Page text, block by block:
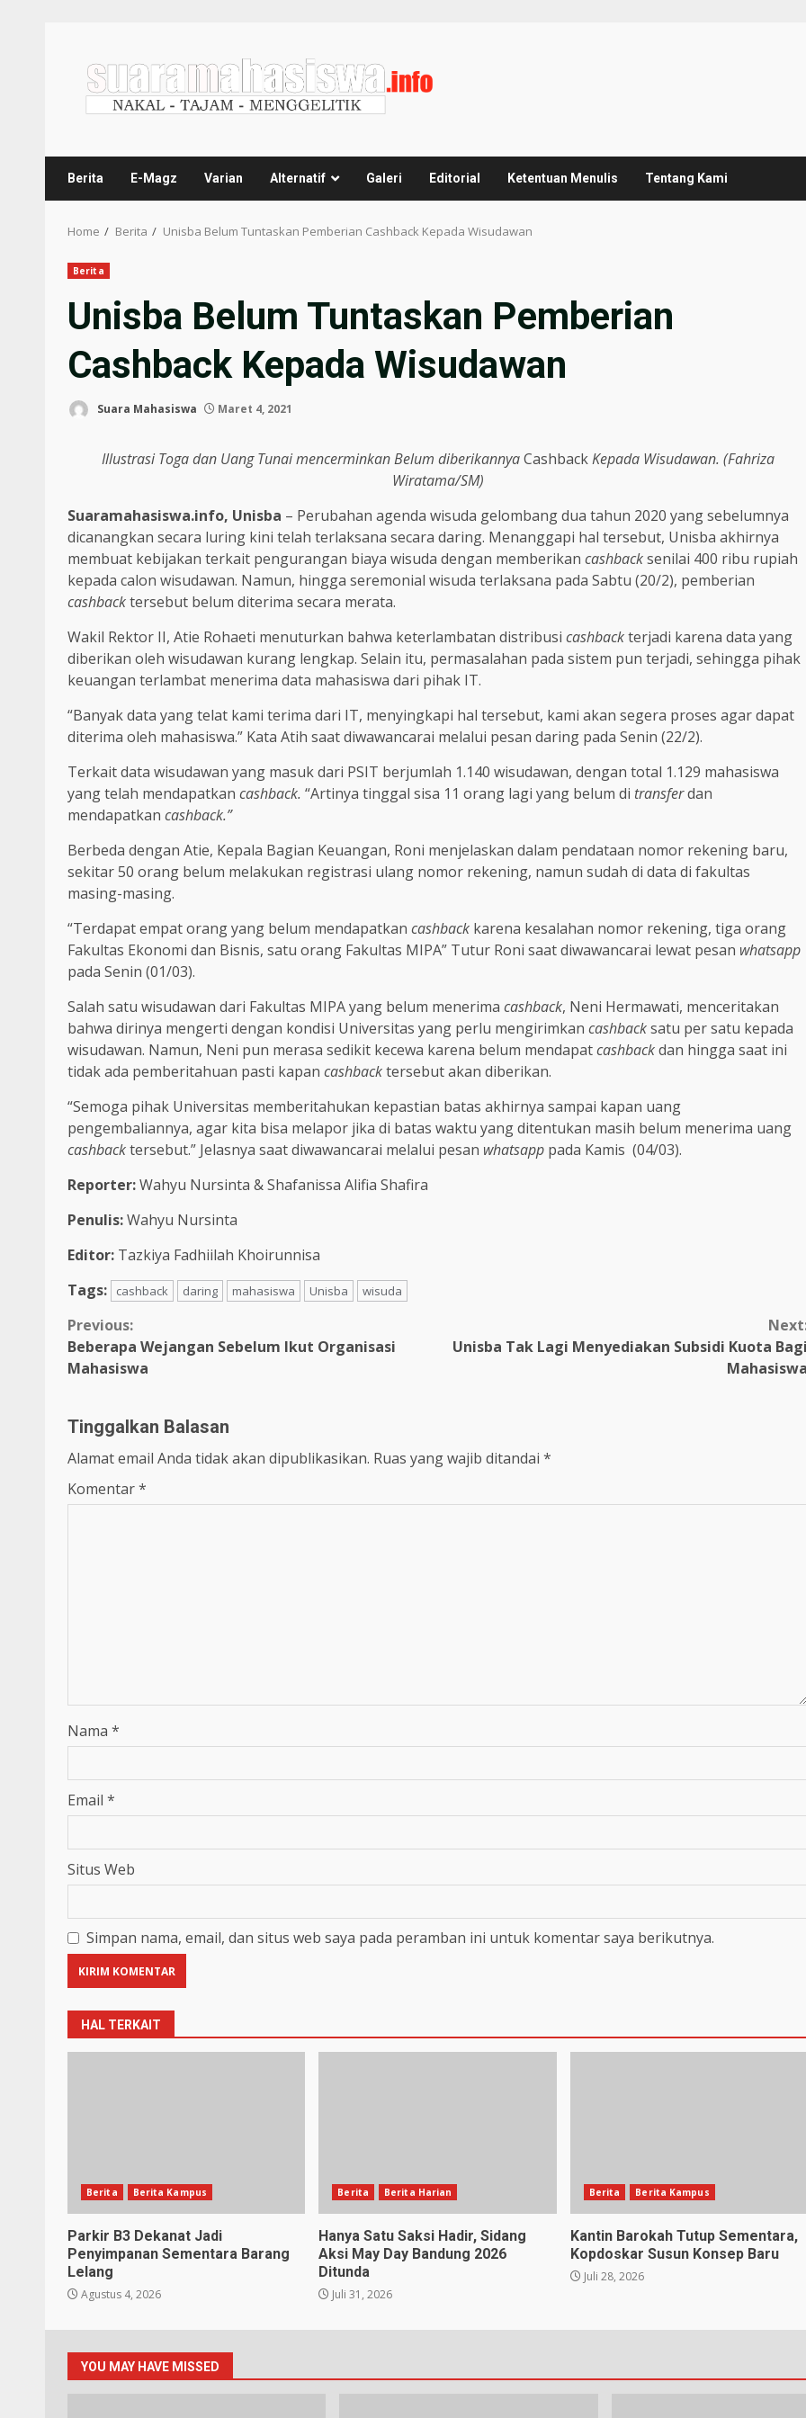
Berita E-Magz Varian Alternatif Galeri Editorial Ketentuan Menulis Tentang Kami
Home Berita Unisba Belum Tuntaskan Pemberian Cashback Kepada Wisudawan
Berita
Unisba Belum Tuntaskan Pemberian
Cashback Kepada Wisudawan
Suara Mahasiswa Maret 4, 2021
Illustrasi Toga dan Uang Tunai mencerminkan Belum diberikannyaCashbackKepada Wisudawan. (Fahriza
Wiratama/SM)
Suaramahasiswa.info, Unisba – Perubahan agenda wisuda gelombang dua tahun 2020 yang sebelumnya
dicanangkan secara luring kini telah terlaksana secara daring. Menanggapi hal tersebut, Unisba akhirnya
membuat kebijakan terkait pengurangan biaya wisuda dengan memberikan cashbacksenilai 400 ribu rupiah
kepada calon wisudawan. Namun, hingga seremonial wisuda terlaksana pada Sabtu (20/2), pemberian
cashbacktersebut belum diterima secara merata.
Wakil Rektor II, Atie Rohaeti menuturkan bahwa keterlambatan distribusi cashbackterjadi karena data yang
diberikan oleh wisudawan kurang lengkap. Selain itu, permasalahan pada sistem pun terjadi, sehingga pihak
keuangan terlambat menerima data mahasiswa dari pihak IT.
“Banyak data yang telat kami terima dari IT, menyingkapi hal tersebut, kami akan segera proses agar dapat
diterima oleh mahasiswa.” Kata Atih saat diwawancarai melalui pesan daring pada Senin (22/2).
Terkait data wisudawan yang masuk dari PSIT berjumlah 1.140 wisudawan, dengan total 1.129 mahasiswa
yang telah mendapatkan cashback. “Artinya tinggal sisa 11 orang lagi yang belum di transferdan
mendapatkan cashback.”
Berbeda dengan Atie, Kepala Bagian Keuangan, Roni menjelaskan dalam pendataan nomor rekening baru,
sekitar 50 orang belum melakukan registrasi ulang nomor rekening, namun sudah di data di fakultas
masing-masing.
“Terdapat empat orang yang belum mendapatkan cashback karena kesalahan nomor rekening, tiga orang
Fakultas Ekonomi dan Bisnis, satu orang Fakultas MIPA” Tutur Roni saat diwawancarai lewat pesan whatsapp
pada Senin (01/03).
Salah satu wisudawan dari Fakultas MIPA yang belum menerima cashback, Neni Hermawati, menceritakan
bahwa dirinya mengerti dengan kondisi Universitas yang perlu mengirimkan cashbacksatu per satu kepada
wisudawan. Namun, Neni pun merasa sedikit kecewa karena belum mendapatcashbackdan hingga saat ini
tidak ada pemberitahuan pasti kapan cashbacktersebut akan diberikan.
“Semoga pihak Universitas memberitahukan kepastian batas akhirnya sampai kapan uang
pengembaliannya, agar kita bisa melapor jika di batas waktu yang ditentukan masih belum menerima uang
cashbacktersebut.” Jelasnya saat diwawancarai melalui pesan whatsapp pada Kamis (04/03).
Reporter:Wahyu Nursinta & Shafanissa Alifia Shafira
Penulis:Wahyu Nursinta
Editor: Tazkiya Fadhiilah Khoirunnisa
Tags:
cashback daring mahasiswa Unisba wisuda
Previous:
Beberapa Wejangan Sebelum Ikut Organisasi
Mahasiswa
Unisba Tak Lagi Menyediakan Subsidi Kuota Bagi
Mahasiswa
Tinggalkan Balasan
Alamat email Anda tidak akan dipublikasikan. Ruas yang wajib ditandai *
Komentar*
Nama *
Email *
Situs Web
Simpan nama, email, dan situs web saya pada peramban ini untuk komentar saya berikutnya.
HAL TERKAIT
Berita Berita Kampus
Parkir B3 Dekanat Jadi
Penyimpanan Sementara Barang
Lelang
Agustus 4, 2026
Berita Berita Harian
Hanya Satu Saksi Hadir, Sidang
Aksi May Day Bandung 2026
Ditunda
Juli 31, 2026
Berita Berita Kampus
Kantin Barokah Tutup Sementara,
Kopdoskar Susun Konsep Baru
Juli 28, 2026
YOU MAY HAVE MISSED